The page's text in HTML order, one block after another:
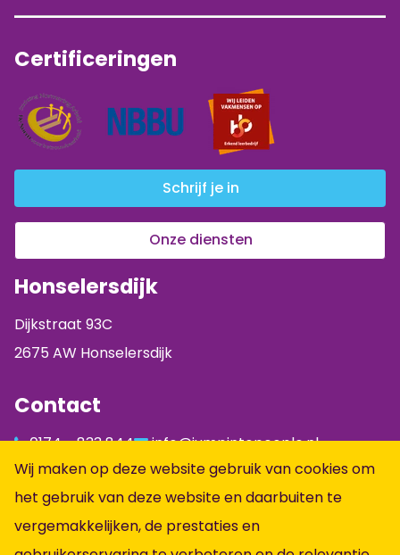
Certificeringen
Schrijf je in
Onze diensten
Honselersdijk
Dijkstraat 93C
2675 AW Honselersdijk
Contact
0174 - 833 844
info@jumpintopeople.nl
Facebook
Instagram
LinkedIn
Wij maken op deze website gebruik van cookies om
het gebruik van deze website en daarbuiten te
vergemakkelijken, de prestaties en